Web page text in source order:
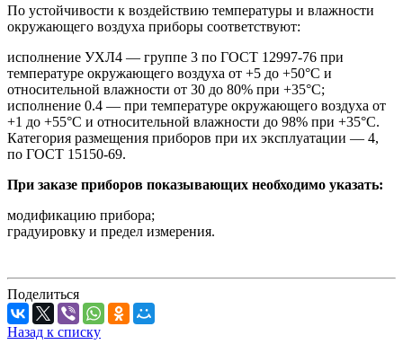
По устойчивости к воздействию температуры и влажности
окружающего воздуха приборы соответствуют:
исполнение УХЛ4 — группе 3 по ГОСТ 12997-76 при
температуре окружающего воздуха от +5 до +50°С и
относительной влажности от 30 до 80% при +35°С;
исполнение 0.4 — при температуре окружающего воздуха от
+1 до +55°С и относительной влажности до 98% при +35°С.
Категория размещения приборов при их эксплуатации — 4,
по ГОСТ 15150-69.
При заказе приборов показывающих необходимо указать:
модификацию прибора;
градуировку и предел измерения.
Поделиться
Назад к списку